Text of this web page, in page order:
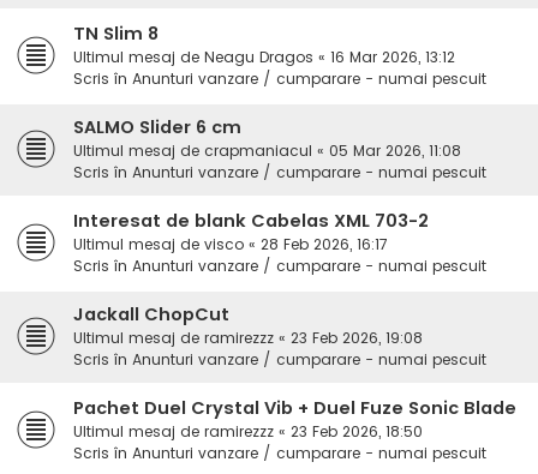
TN Slim 8
Ultimul mesaj de Neagu Dragos « 16 Mar 2026, 13:12
Scris în Anunturi vanzare / cumparare - numai pescuit
SALMO Slider 6 cm
Ultimul mesaj de crapmaniacul « 05 Mar 2026, 11:08
Scris în Anunturi vanzare / cumparare - numai pescuit
Interesat de blank Cabelas XML 703-2
Ultimul mesaj de visco « 28 Feb 2026, 16:17
Scris în Anunturi vanzare / cumparare - numai pescuit
Jackall ChopCut
Ultimul mesaj de ramirezzz « 23 Feb 2026, 19:08
Scris în Anunturi vanzare / cumparare - numai pescuit
Pachet Duel Crystal Vib + Duel Fuze Sonic Blade
Ultimul mesaj de ramirezzz « 23 Feb 2026, 18:50
Scris în Anunturi vanzare / cumparare - numai pescuit